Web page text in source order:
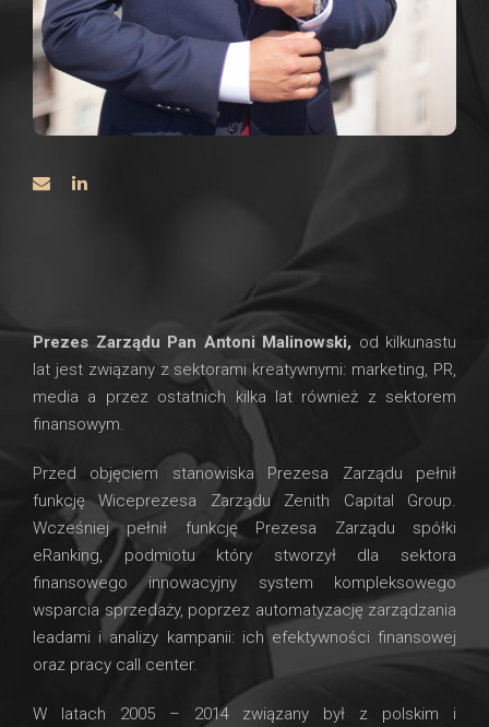
Prezes Zarządu Pan Antoni Malinowski, od kilkunastu
lat jest związany z sektorami kreatywnymi: marketing, PR,
media a przez ostatnich kilka lat również z sektorem
finansowym.
Przed objęciem stanowiska Prezesa Zarządu pełnił
funkcję Wiceprezesa Zarządu Zenith Capital Group.
Wcześniej pełnił funkcję Prezesa Zarządu spółki
eRanking, podmiotu który stworzył dla sektora
finansowego innowacyjny system kompleksowego
wsparcia sprzedaży, poprzez automatyzację zarządzania
leadami i analizy kampanii: ich efektywności finansowej
oraz pracy call center.
W latach 2005 – 2014 związany był z polskim i